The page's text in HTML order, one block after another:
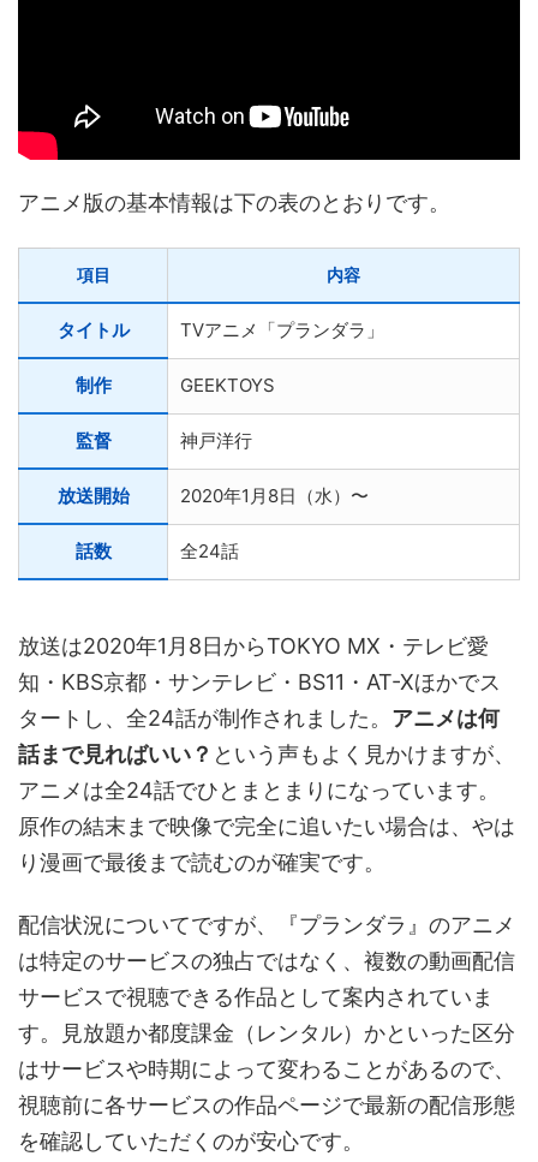
アニメ版の基本情報は下の表のとおりです。
項目 内容
タイトル TVアニメ「プランダラ」
制作 GEEKTOYS
監督 神戸洋行
放送開始 2020年1月8日（水）〜
話数 全24話
放送は2020年1月8日からTOKYO MX・テレビ愛
知・KBS京都・サンテレビ・BS11・AT-Xほかでス
タートし、全24話が制作されました。 アニメは何
話まで見ればいい？ という声もよく見かけますが、
アニメは全24話でひとまとまりになっています。
原作の結末まで映像で完全に追いたい場合は、やは
り漫画で最後まで読むのが確実です。
配信状況についてですが、『プランダラ』のアニメ
は特定のサービスの独占ではなく、複数の動画配信
サービスで視聴できる作品として案内されていま
す。見放題か都度課金（レンタル）かといった区分
はサービスや時期によって変わることがあるので、
視聴前に各サービスの作品ページで最新の配信形態
を確認していただくのが安心です。